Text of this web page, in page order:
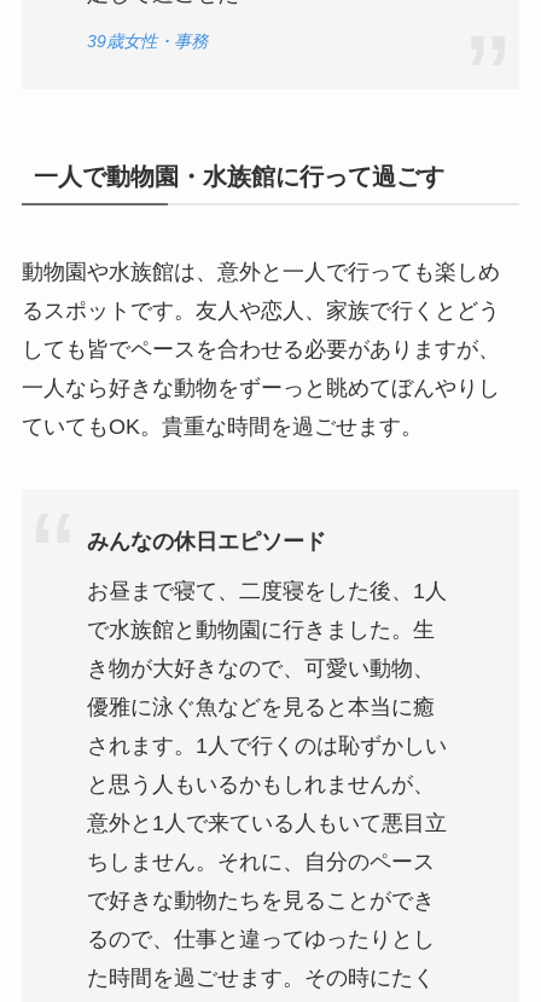
39歳女性・事務
一人で動物園・水族館に行って過ごす
動物園や水族館は、意外と一人で行っても楽しめ
るスポットです。友人や恋人、家族で行くとどう
しても皆でペースを合わせる必要がありますが、
一人なら好きな動物をずーっと眺めてぼんやりし
ていてもOK。貴重な時間を過ごせます。
みんなの休日エピソード
お昼まで寝て、二度寝をした後、1人
で水族館と動物園に行きました。生
き物が大好きなので、可愛い動物、
優雅に泳ぐ魚などを見ると本当に癒
されます。1人で行くのは恥ずかしい
と思う人もいるかもしれませんが、
意外と1人で来ている人もいて悪目立
ちしません。それに、自分のペース
で好きな動物たちを見ることができ
るので、仕事と違ってゆったりとし
た時間を過ごせます。その時にたく